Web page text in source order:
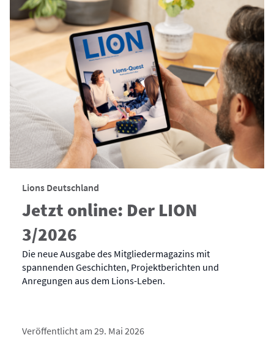
Lions Deutschland
Jetzt online: Der LION
3/2026
Die neue Ausgabe des Mitgliedermagazins mit
spannenden Geschichten, Projektberichten und
Anregungen aus dem Lions-Leben.
Veröffentlicht am 29. Mai 2026